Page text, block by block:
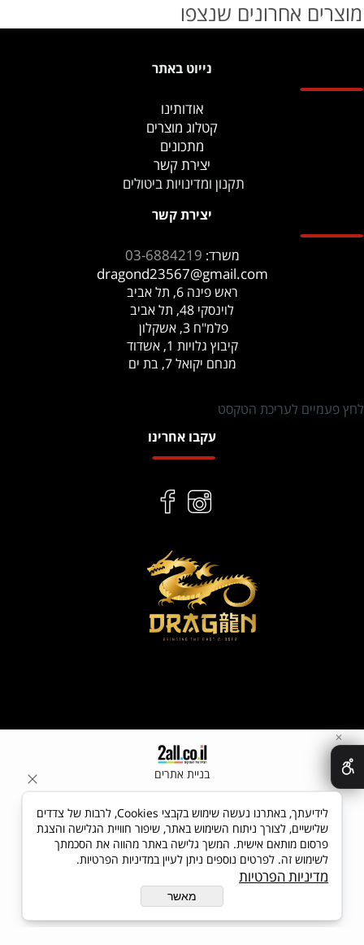
מוצרים אחרונים שנצפו
נייוט באתר
אודותינו
קטלוג מוצרים
מתכונים
יצירת קשר
תקנון ומדינויות ביטולים
יצירת קשר
משרד: 03-6884219
dragond23567@gmail.com
ראש פינה 6, תל אביב
לוינסקי 48, תל אביב
פלמ"ח 3, אשקלון
קיבוץ גלויות 1, אשדוד
מנחם יקואל 7, בת ים
לחץ פעמיים לעריכת הטקסט
עקבו אחרינו
בניית אתרים
✕
לידיעתך, באתרנו נעשה שימוש בקבצי Cookies, לרבות של צדדים
שלישיים, לצורך ניתוח השימוש באתר, שיפור חוויית הגלישה והצגת
פרסום מותאם אישית. המשך גלישה באתר מהווה את הסכמתך
לשימוש זה. לפרטים נוספים ניתן לעיין במדיניות הפרטיות.
מדיניות הפרטיות
מאשר